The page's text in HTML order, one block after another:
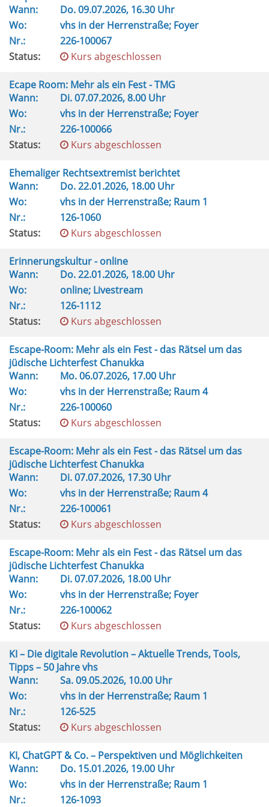
Wann:
Do.09.07.2026, 16.30 Uhr
Wo:
vhs in der Herrenstraße; Foyer
Nr.:
226-100067
Status:
Kurs abgeschlossen
Ecape Room: Mehr als ein Fest - TMG
Wann:
Di.07.07.2026, 8.00 Uhr
Wo:
vhs in der Herrenstraße; Foyer
Nr.:
226-100066
Status:
Kurs abgeschlossen
Ehemaliger Rechtsextremist berichtet
Wann:
Do.22.01.2026, 18.00 Uhr
Wo:
vhs in der Herrenstraße; Raum 1
Nr.:
126-1060
Status:
Kurs abgeschlossen
Erinnerungskultur - online
Wann:
Do.22.01.2026, 18.00 Uhr
Wo:
online; Livestream
Nr.:
126-1112
Status:
Kurs abgeschlossen
Escape-Room: Mehr als ein Fest - das Rätsel um das
jüdische Lichterfest Chanukka
Wann:
Mo.06.07.2026, 17.00 Uhr
Wo:
vhs in der Herrenstraße; Raum 4
Nr.:
226-100060
Status:
Kurs abgeschlossen
Escape-Room: Mehr als ein Fest - das Rätsel um das
jüdische Lichterfest Chanukka
Wann:
Di.07.07.2026, 17.30 Uhr
Wo:
vhs in der Herrenstraße; Raum 4
Nr.:
226-100061
Status:
Kurs abgeschlossen
Escape-Room: Mehr als ein Fest - das Rätsel um das
jüdische Lichterfest Chanukka
Wann:
Di.07.07.2026, 18.00 Uhr
Wo:
vhs in der Herrenstraße; Foyer
Nr.:
226-100062
Status:
Kurs abgeschlossen
KI – Die digitale Revolution – Aktuelle Trends, Tools,
Tipps – 50 Jahre vhs
Wann:
Sa.09.05.2026, 10.00 Uhr
Wo:
vhs in der Herrenstraße; Raum 1
Nr.:
126-525
Status:
Kurs abgeschlossen
KI, ChatGPT & Co. – Perspektiven und Möglichkeiten
Wann:
Do. 15.01.2026, 19.00 Uhr
Wo:
vhs in der Herrenstraße; Raum 1
Nr.:
126-1093